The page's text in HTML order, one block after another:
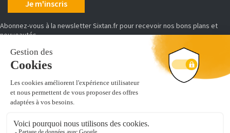
Je m'inscris
Abonnez-vous à la newsletter Sixtan.fr pour recevoir nos bons plans et
nouveautés
MOYENS DE PAIEMENT
SIXTAN distribue, conditionne et achemine des produits d'équipement et
de prêt à poser de cuisine, salles de bains, placards et dressing.
Découvrez de nombreuses références pour aménager votre intérieur :
module colonne-tablette et penderie pour dressing
bon endroit !